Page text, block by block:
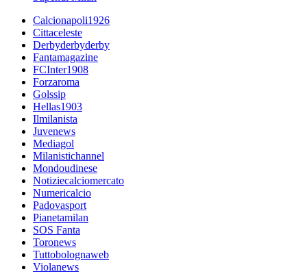
Calcionapoli1926
Cittaceleste
Derbyderbyderby
Fantamagazine
FCInter1908
Forzaroma
Golssip
Hellas1903
Ilmilanista
Juvenews
Mediagol
Milanistichannel
Mondoudinese
Notiziecalciomercato
Numericalcio
Padovasport
Pianetamilan
SOS Fanta
Toronews
Tuttobolognaweb
Violanews